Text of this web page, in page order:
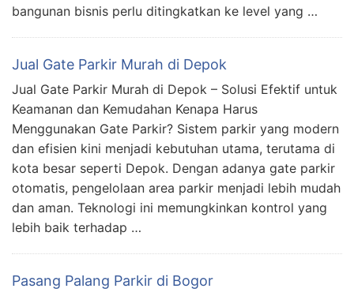
bangunan bisnis perlu ditingkatkan ke level yang …
Jual Gate Parkir Murah di Depok
Jual Gate Parkir Murah di Depok – Solusi Efektif untuk
Keamanan dan Kemudahan Kenapa Harus
Menggunakan Gate Parkir? Sistem parkir yang modern
dan efisien kini menjadi kebutuhan utama, terutama di
kota besar seperti Depok. Dengan adanya gate parkir
otomatis, pengelolaan area parkir menjadi lebih mudah
dan aman. Teknologi ini memungkinkan kontrol yang
lebih baik terhadap …
Pasang Palang Parkir di Bogor